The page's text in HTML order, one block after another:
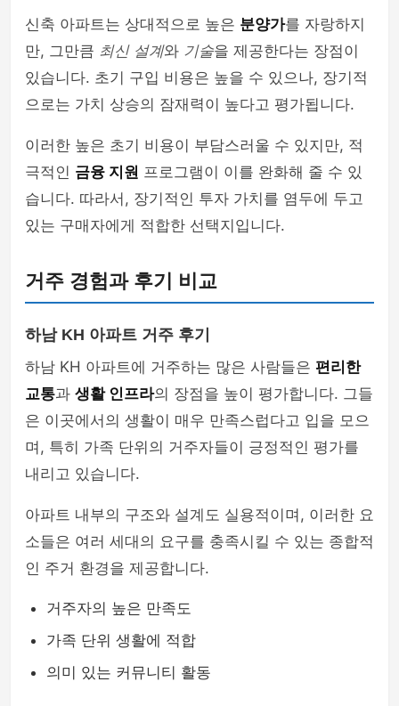
신축 아파트는 상대적으로 높은 분양가를 자랑하지
만, 그만큼 최신 설계와 기술을 제공한다는 장점이
있습니다. 초기 구입 비용은 높을 수 있으나, 장기적
으로는 가치 상승의 잠재력이 높다고 평가됩니다.
이러한 높은 초기 비용이 부담스러울 수 있지만, 적
극적인 금융 지원 프로그램이 이를 완화해 줄 수 있
습니다. 따라서, 장기적인 투자 가치를 염두에 두고
있는 구매자에게 적합한 선택지입니다.
거주 경험과 후기 비교
하남 KH 아파트 거주 후기
하남 KH 아파트에 거주하는 많은 사람들은 편리한
교통과 생활 인프라의 장점을 높이 평가합니다. 그들
은 이곳에서의 생활이 매우 만족스럽다고 입을 모으
며, 특히 가족 단위의 거주자들이 긍정적인 평가를
내리고 있습니다.
아파트 내부의 구조와 설계도 실용적이며, 이러한 요
소들은 여러 세대의 요구를 충족시킬 수 있는 종합적
인 주거 환경을 제공합니다.
거주자의 높은 만족도
가족 단위 생활에 적합
의미 있는 커뮤니티 활동